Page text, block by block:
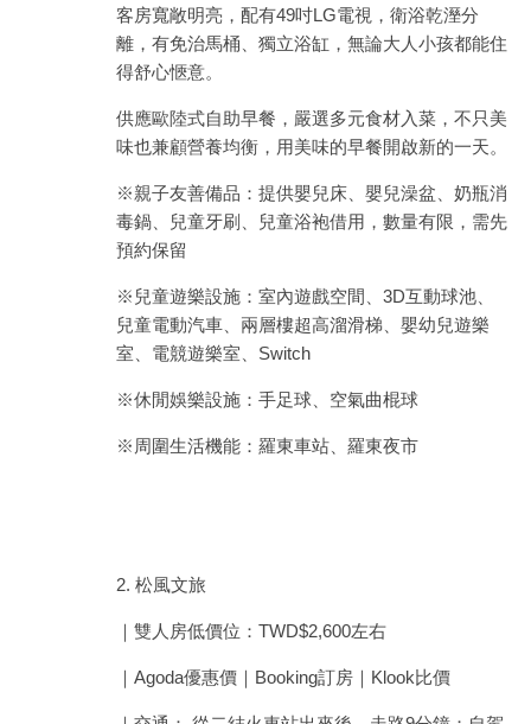
客房寬敞明亮，配有49吋LG電視，衛浴乾溼分
離，有免治馬桶、獨立浴缸，無論大人小孩都能住
得舒心愜意。
供應歐陸式自助早餐，嚴選多元食材入菜，不只美
味也兼顧營養均衡，用美味的早餐開啟新的一天。
※親子友善備品：提供嬰兒床、嬰兒澡盆、奶瓶消
毒鍋、兒童牙刷、兒童浴袍借用，數量有限，需先
預約保留
※兒童遊樂設施：室內遊戲空間、3D互動球池、
兒童電動汽車、兩層樓超高溜滑梯、嬰幼兒遊樂
室、電競遊樂室、Switch
※休閒娛樂設施：手足球、空氣曲棍球
※周圍生活機能：羅東車站、羅東夜市
2. 松風文旅
｜雙人房低價位：TWD$2,600左右
｜Agoda優惠價｜Booking訂房｜Klook比價